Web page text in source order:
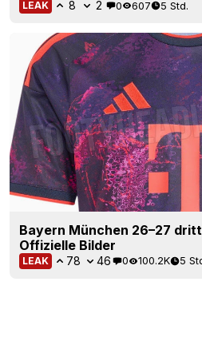
LEAK 8 2 0 607 5 Std.
Bayern München 26–27
Offizielle Bilder
LEAK 78 46 0 100.2K 5